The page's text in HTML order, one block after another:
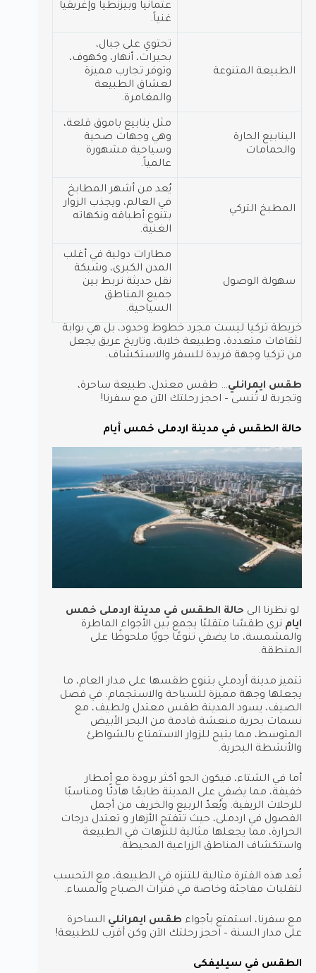
عثمانياً وبيزنطياً وإغريقياً
غنياً.
الطبيعة المتنوعة
تحتوي على جبال،
بحيرات، أنهار، وكهوف،
وتوفر تجارب مميزة
لعشاق الطبيعة
والمغامرة.
الينابيع الحارة
والحمامات
مثل ينابيع باموق قلعة،
وهي وجهات صحية
وسياحية مشهورة
عالمياً.
المطبخ التركي
يُعد من أشهر المطابخ
في العالم، ويجذب الزوار
بتنوع أطباقه ونكهاته
الغنية.
سهولة الوصول
مطارات دولية في أغلب
المدن الكبرى، وشبكة
نقل حديثة تربط بين
جميع المناطق
السياحية.
خريطة تركيا ليست مجرد خطوط وحدود، بل هي بوابة
لثقافات متعددة، وطبيعة خلابة، وتاريخ عريق يجعل
من تركيا وجهة فريدة للسفر والاستكشاف.
طقس ايمرانلي… طقس معتدل، طبيعة ساحرة،
وتجربة لا تُنسى – احجز رحلتك الآن مع سفرنا!
حالة الطقس في مدينة اردملى خمس أيام
لو نظرنا الى حالة الطقس في مدينة اردملى خمس
ايام نرى طقسًا متقلبًا يجمع بين الأجواء الماطرة
والمشمسة، ما يضفي تنوعًا جويًا ملحوظًا على
المنطقة.
تتميز مدينة أردملي بتنوع طقسها على مدار العام، ما
يجعلها وجهة مميزة للسياحة والاستجمام. في فصل
الصيف، يسود المدينة طقس معتدل ولطيف، مع
نسمات بحرية منعشة قادمة من البحر الأبيض
المتوسط، مما يتيح للزوار الاستمتاع بالشواطئ
والأنشطة البحرية.
أما في الشتاء، فيكون الجو أكثر برودة مع أمطار
خفيفة، مما يضفي على المدينة طابعًا هادئًا ومناسبًا
للرحلات الريفية. ويُعدّ الربيع والخريف من أجمل
الفصول في اردملى، حيث تتفتح الأزهار و تعتدل درجات
الحرارة، مما يجعلها مثالية للنزهات في الطبيعة
واستكشاف المناطق الزراعية المحيطة.
تُعد هذه الفترة مثالية للتنزه في الطبيعة، مع التحسب
لتقلبات مفاجئة وخاصة في فترات الصباح والمساء.
مع سفرنا، استمتع بأجواء طقس ايمرانلي الساحرة
على مدار السنة – احجز رحلتك الآن وكن أقرب للطبيعة!
الطقس في سيليفكى